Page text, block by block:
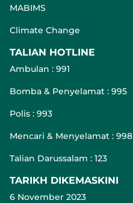
MABIMS
Climate Change
TALIAN HOTLINE
Ambulan : 991
Bomba & Penyelamat : 995
Polis : 993
Mencari & Menyelamat : 998
Talian Darussalam : 123
TARIKH DIKEMASKINI
6 November 2023